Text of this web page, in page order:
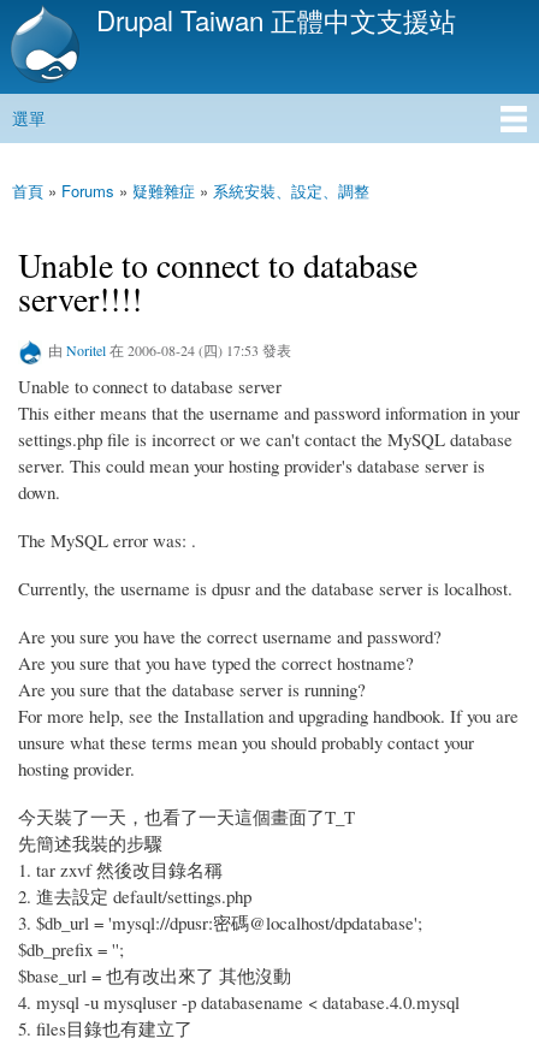
移
內
Drupal Taiwan 正體中文支援站
主選單
選單
您在這裡
首頁 » Forums » 疑難雜症 » 系統安裝、設定、調整
Unable to connect to database
server!!!!
由 Noritel在 2006-08-24 (四) 17:53 發表
Unable to connect to database server
This either means that the username and password information in your
settings.php file is incorrect or we can't contact the MySQL database
server. This could mean your hosting provider's database server is
down.
The MySQL error was: .
Currently, the username is dpusr and the database server is localhost.
Are you sure you have the correct username and password?
Are you sure that you have typed the correct hostname?
Are you sure that the database server is running?
For more help, see the Installation and upgrading handbook. If you are
unsure what these terms mean you should probably contact your
hosting provider.
今天裝了一天，也看了一天這個畫面了T_T
先簡述我裝的步驟
1. tar zxvf 然後改目錄名稱
2. 進去設定 default/settings.php
3. $db_url = 'mysql://dpusr:密碼@localhost/dpdatabase';
$db_prefix = '';
$base_url = 也有改出來了 其他沒動
4. mysql -u mysqluser -p databasename < database.4.0.mysql
5. files目錄也有建立了